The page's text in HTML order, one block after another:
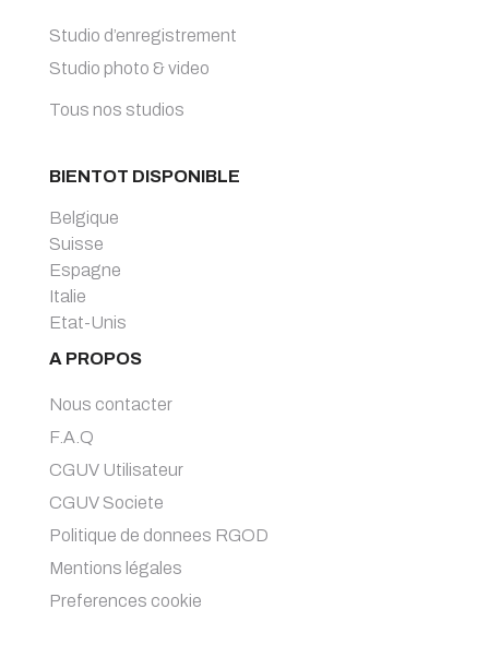
Studio d’enregistrement
Studio photo & video
Tous nos studios
BIENTOT DISPONIBLE
Belgique
Suisse
Espagne
Italie
Etat-Unis
A PROPOS
Nous contacter
F.A.Q
CGUV Utilisateur
CGUV Societe
Politique de donnees RGOD
Mentions légales
Preferences cookie